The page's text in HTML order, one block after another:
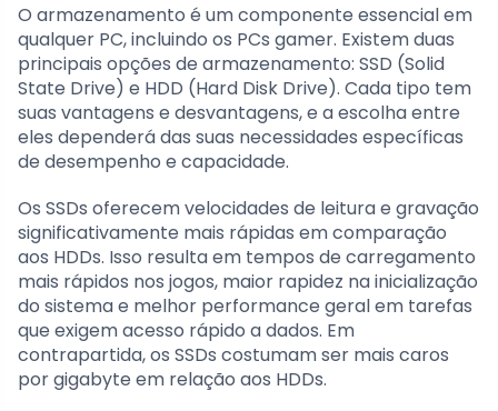
O armazenamento é um componente essencial em
qualquer PC, incluindo os PCs gamer. Existem duas
principais opções de armazenamento: SSD (Solid
State Drive) e HDD (Hard Disk Drive). Cada tipo tem
suas vantagens e desvantagens, e a escolha entre
eles dependerá das suas necessidades específicas
de desempenho e capacidade.
Os SSDs oferecem velocidades de leitura e gravação
significativamente mais rápidas em comparação
aos HDDs. Isso resulta em tempos de carregamento
mais rápidos nos jogos, maior rapidez na inicialização
do sistema e melhor performance geral em tarefas
que exigem acesso rápido a dados. Em
contrapartida, os SSDs costumam ser mais caros
por gigabyte em relação aos HDDs.